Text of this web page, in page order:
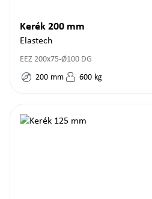
Kerék 200 mm
Elastech
EEZ 200x75-Ø100 DG
200 mm 600 kg